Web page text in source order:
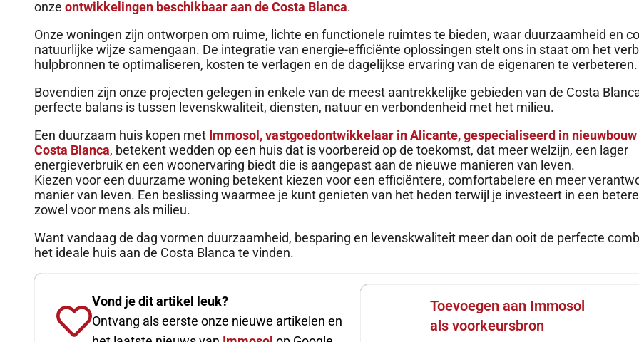
onze ontwikkelingen beschikbaar aan de Costa Blanca.
Onze woningen zijn ontworpen om ruime, lichte en functionele ruimtes te bieden, waar duurzaamheid en
natuurlijke wijze samengaan. De integratie van energie-efficiënte oplossingen stelt ons in staat om het
hulpbronnen te optimaliseren, kosten te verlagen en de dagelijkse ervaring van de eigenaren te verbeteren.
Bovendien zijn onze projecten gelegen in enkele van de meest aantrekkelijke gebieden van de Costa
perfecte balans is tussen levenskwaliteit, diensten, natuur en verbondenheid met het milieu.
Een duurzaam huis kopen met Immosol, vastgoedontwikkelaar in Alicante, gespecialiseerd in nieuwbouw
Costa Blanca, betekent wedden op een huis dat is voorbereid op de toekomst, dat meer welzijn, een lager
energieverbruik en een woonervaring biedt die is aangepast aan de nieuwe manieren van leven.
Kiezen voor een duurzame woning betekent kiezen voor een efficiëntere, comfortabelere en meer
manier van leven. Een beslissing waarmee je kunt genieten van het heden terwijl je investeert in een
zowel voor mens als milieu.
Want vandaag de dag vormen duurzaamheid, besparing en levenskwaliteit meer dan ooit de perfecte
het ideale huis aan de Costa Blanca te vinden.
Vond je dit artikel leuk?
Ontvang als eerste onze nieuwe artikelen en
Toevoegen aan Immosol
als voorkeursbron